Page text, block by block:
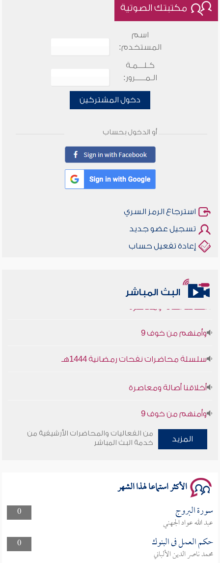
مكتبتك الصوتية
اسم
المستخدم:
كـلـــمـة
الـمـــــرور:
دخول المشتركين
أو الدخول بحساب
استرجاع الرمز السري
تسجيل عضو جديد
إعادة تفعيل حساب
البث المباشر
أخلاقنا أصالة ومعاصرة
المزيد
من الفعاليات والمحاضرات الأرشيفية من
خدمة البث المباشر
الأكثر استماعا لهذا الشهر
0 سورة البروج
عبد الله عواد الجهني
0
حكم العمل فى البنوك
محمد ناصر الدين الألباني